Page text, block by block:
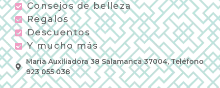
Consejos de belleza
Regalos
Descuentos
Y mucho más
Maria Auxiliadora 38 Salamanca 37004, Teléfono
923 055 038